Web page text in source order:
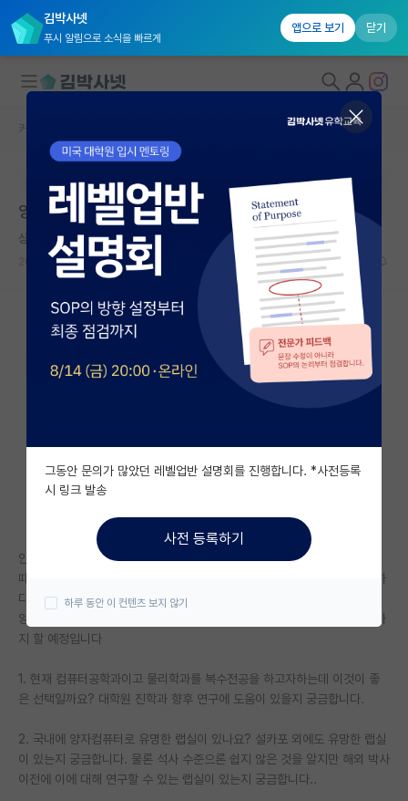
김박사넷
푸시 알림으로 소식을 빠르게
앱으로 보기 닫기
대학원생 모집
국내대학원 정보
연구실&오픈랩
커뮤니티
커뮤니티 홈
전체글보기
베스트 게시판
자유 게시판(아무개랩)
미국 유학 게시판
미국 대학원 합격 후기 게시판
대학원생 모집 게시판
연구실(PI) 홍보 게시판
임용 정보 게시판
학부 인턴 게시판
취업 게시판
커뮤니티 홈
본문이 수정되지 않는 박제글입니다.
양자컴퓨터 진로..1학년입니다
상처받은 척척박사
2026.06.09 6 761
안녕하세요 건동홍 라인 컴퓨터공학 재학중인 1학년 학생입니다. 고등학생
때부터 컴퓨터와 물리를 좋아했고 이걸 가지고 내가 뭘 할 수 있을까 고민하
다 양자컴퓨터 분야로 진로를 가지자 생각했습니다. 그렇기에 진로 및 국내
양자컴퓨터 관련해서 질문이 있습니다..대학원 진학은 당연하고 박사과정까
지 할 예정입니다
1. 현재 컴퓨터공학과이고 물리학과를 복수전공을 하고자하는데 이것이 좋
은 선택일까요? 대학원 진학과 향후 연구에 도움이 있을지 궁금합니다.
2. 국내에 양자컴퓨터로 유명한 랩실이 있나요? 설카포 외에도 유망한 랩실
이 있는지 궁금합니다. 물론 석사 수준으론 쉽지 않은 것을 알지만 해외 박사
이전에 이에 대해 연구할 수 있는 랩실이 있는지 궁금합니다..
그동안 문의가 많았던 레벨업반 설명회를 진행합니다. *사전등록
시 링크 발송
사전 등록하기
하루 동안 이 컨텐츠 보지 않기